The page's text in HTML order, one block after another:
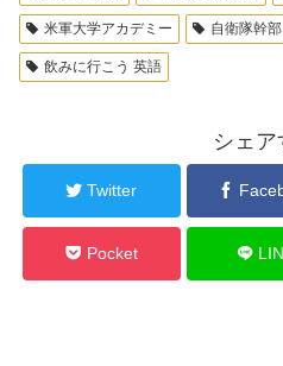
米軍大学アカデミー 自衛隊幹部
飲みに行こう 英語
シェア
Twitter
Pocket